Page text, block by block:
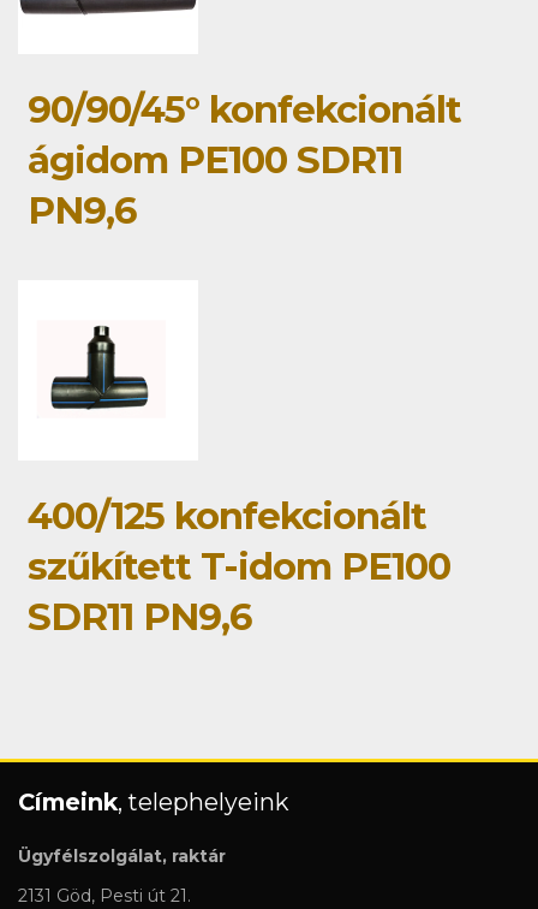
90/90/45° konfekcionált
ágidom PE100 SDR11
PN9,6
400/125 konfekcionált
szűkített T-idom PE100
SDR11 PN9,6
Címeink, telephelyeink
Ügyfélszolgálat, raktár
2131 Göd, Pesti út 21.